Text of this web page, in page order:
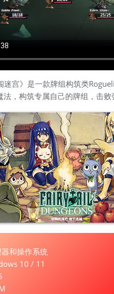
闯迷宫》是一款牌组构筑类
法，构筑专属自己的牌组，击
和操作系统
10 / 11